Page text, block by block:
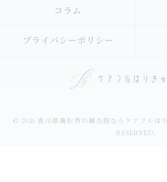
コラム
プライバシーポリシー
© 2026 香川県高松市の鍼灸院ならケアフルは
RESERVED.